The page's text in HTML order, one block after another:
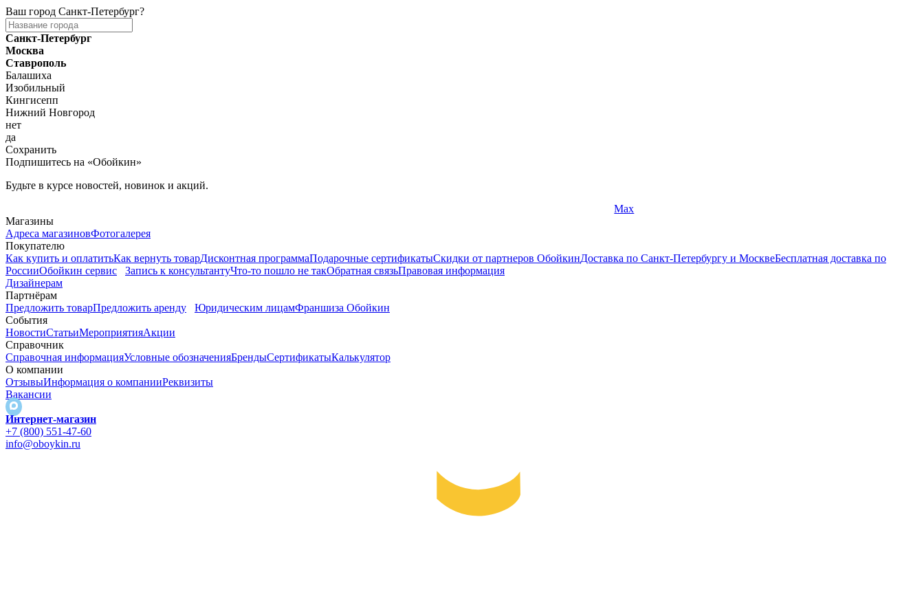
Ваш город Санкт-Петербург?
Санкт-Петербург
Москва
Ставрополь
Балашиха
Изобильный
Кингисепп
Нижний Новгород
нет
да
Сохранить
Подпишитесь на «Обойкин»
Будьте в курсе новостей, новинок и акций.
Max
Магазины
Адреса магазиновФотогалерея
Покупателю
Как купить и оплатитьКак вернуть товарДисконтная программаПодарочные сертификатыСкидки от партнеров ОбойкинДоставка по Санкт-Петербургу и МосквеБесплатная доставка по
РоссииОбойкин сервис Запись к консультантуЧто-то пошло не такОбратная связьПравовая информация
Дизайнерам
Партнёрам
Предложить товарПредложить аренду Юридическим лицамФраншиза Обойкин
События
НовостиСтатьиМероприятияАкции
Справочник
Справочная информацияУсловные обозначенияБрендыСертификатыКалькулятор
О компании
ОтзывыИнформация о компанииРеквизиты
Вакансии
Интернет-магазин
+7 (800) 551-47-60
info@oboykin.ru